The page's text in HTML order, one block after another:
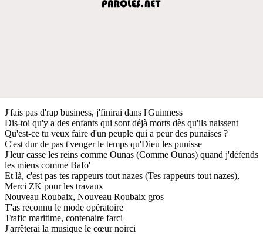
J'fais pas d'rap business, j'finirai dans l'Guinness
Dis-toi qu'y a des enfants qui sont déjà morts dès qu'ils naissent
Qu'est-ce tu veux faire d'un peuple qui a peur des punaises ?
C'est dur de pas t'venger le temps qu'Dieu les punisse
J'leur casse les reins comme Ounas (Comme Ounas) quand j'défends
les miens comme Bafo'
Et là, c'est pas tes rappeurs tout nazes (Tes rappeurs tout nazes),
Merci ZK pour les travaux
Nouveau Roubaix, Nouveau Roubaix gros
T'as reconnu le mode opératoire
Trafic maritime, contenaire farci
J'arrêterai la musique le cœur noirci